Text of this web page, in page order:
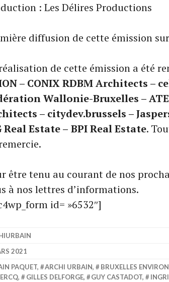
: Les Délires Productions
diffusion de cette émission
de cette émission a été
– CONIX RDBM Architects –
Wallonie-Bruxelles –
– citydev.brussels –
Real Estate – BPI Real Estate.
être tenu au courant de nos
à nos lettres d’informations.
id= »6532″]
2021
PAQUET, ARCHI URBAIN, BRUXELLES
, GILLES DELFORGE, GUY CASTADOT,